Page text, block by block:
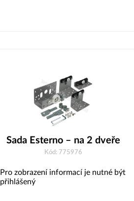
Sada Esterno – na 2 dveře
Kód: 775976
Pro zobrazení informací je nutné být
přihlášený